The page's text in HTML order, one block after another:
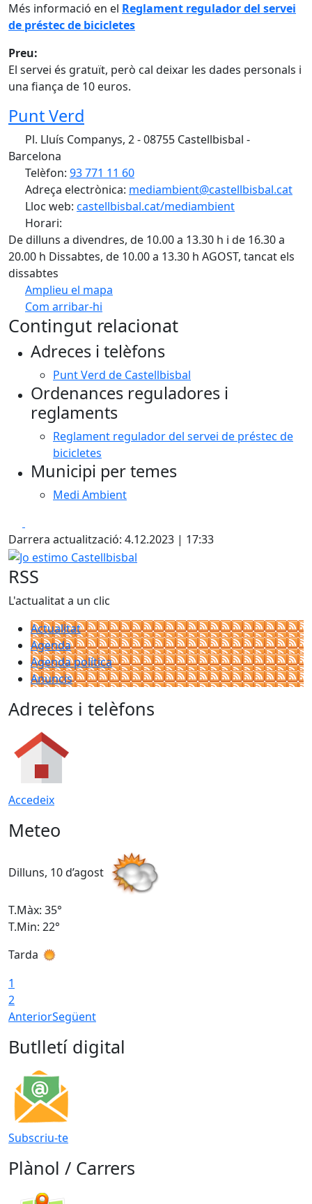
Més informació en el Reglament regulador del servei
de préstec de bicicletes
Preu:
El servei és gratuït, però cal deixar les dades personals i
una fiança de 10 euros.
Punt Verd
Pl. Lluís Companys, 2 - 08755 Castellbisbal -
Barcelona
Telèfon: 93 771 11 60
Adreça electrònica: mediambient@castellbisbal.cat
Lloc web: castellbisbal.cat/mediambient
Horari:
De dilluns a divendres, de 10.00 a 13.30 h i de 16.30 a
20.00 h Dissabtes, de 10.00 a 13.30 h AGOST, tancat els
dissabtes
Amplieu el mapa
Com arribar-hi
+
−
Contingut relacionat
Adreces i telèfons
Punt Verd de Castellbisbal
Ordenances reguladores i
reglaments
Reglament regulador del servei de préstec de
bicicletes
Municipi per temes
Medi Ambient
Darrera actualització: 4.12.2023 | 17:33
Jo estimo Castellbisbal
RSS
L'actualitat a un clic
Actualitat
Agenda
Agenda política
Anuncis
Adreces i telèfons
Accedeix
Meteo
Dilluns, 10 d’agost
T.Màx: 35°
T.Min: 22°
Tarda
1
2
AnteriorSegüent
Butlletí digital
Subscriu-te
Plànol / Carrers